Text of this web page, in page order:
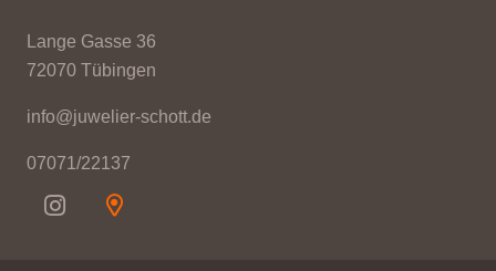
Lange Gasse 36
72070 Tübingen
info@juwelier-schott.de
07071/22137